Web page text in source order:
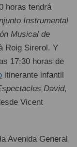
horas tendrá
Instrumental
Musical de
Roig Sirerol. Y
17:30 horas de
itinerante infantil
David,
Vicent
Avenida General